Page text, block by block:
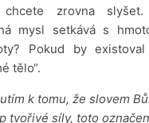
zrovna slyšet.
mysl setkává s
Pokud by
tělo“.
k tomu, že slovem
tvořivé síly, toto